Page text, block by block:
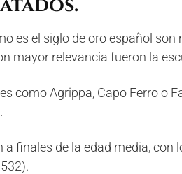
es el siglo de oro español
mayor relevancia fueron la
como Agrippa, Capo Ferro o
finales de la edad media,